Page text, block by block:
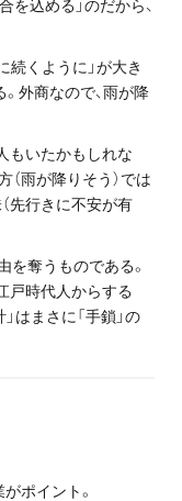
込める」のだから、
続くように」が大き
外商なので、雨が降
もいたかもしれな
（雨が降りそう）では
先行きに不安が有
を奪うものである。
戸時代人からする
はまさに「手鎖」の
ポイント。